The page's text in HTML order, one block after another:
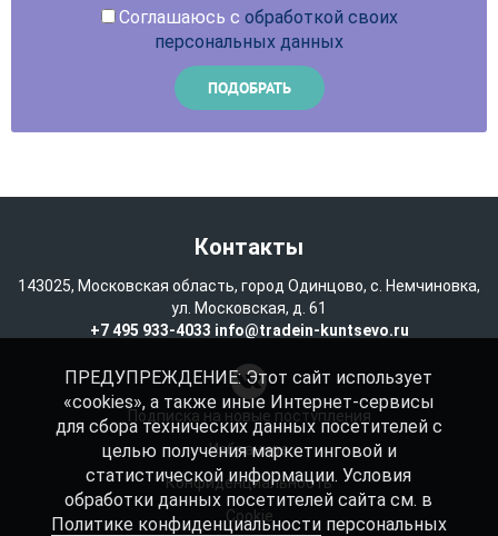
Соглашаюсь с обработкой своих
персональных данных
Контакты
143025, Московская область, город Одинцово, с. Немчиновка,
ул. Московская, д. 61
+7 495 933-4033 info@tradein-kuntsevo.ru
Подписка на новые поступления
Избранное
Конфиденциальность
Cookie
ПРЕДУПРЕЖДЕНИЕ: Этот сайт использует
«cookies», а также иные Интернет-сервисы
для сбора технических данных посетителей с
целью получения маркетинговой и
статистической информации. Условия
обработки данных посетителей сайта см. в
Политике конфиденциальностиперсональных